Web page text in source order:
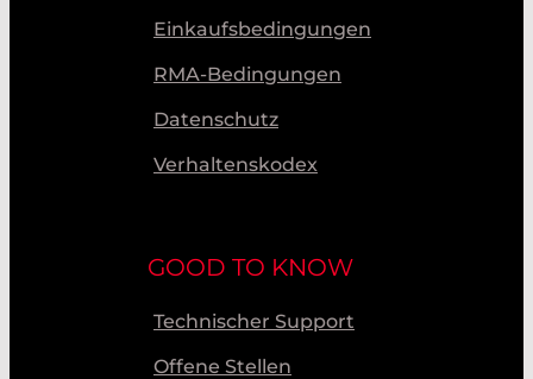
Einkaufsbedingungen
RMA-Bedingungen
Datenschutz
Verhaltenskodex
GOOD TO KNOW
Technischer Support
Offene Stellen